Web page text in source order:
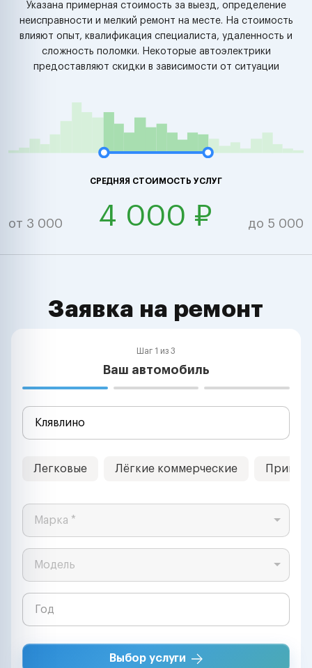
Указана примерная стоимость за выезд, определение
неисправности и мелкий ремонт на месте. На стоимость
влияют опыт, квалификация специалиста, удаленность и
сложность поломки. Некоторые автоэлектрики
предоставляют скидки в зависимости от ситуации
СРЕДНЯЯ СТОИМОСТЬ УСЛУГ
от 3 000 4 000 ₽ до 5 000
Заявка на ремонт
Шаг 1 из 3
Ваш автомобиль
Легковые Лёгкие коммерческие
Марка *
Модель
Выбор услуги